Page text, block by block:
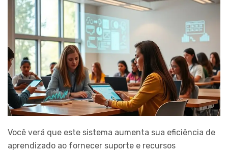
Você verá que este sistema aumenta sua eficiência de
aprendizado ao fornecer suporte e recursos